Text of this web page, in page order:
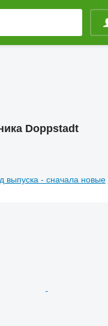
Doppstadt
выпуска - сначала новые